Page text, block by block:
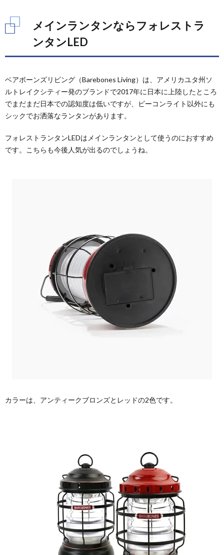
メインランタンならフォレストラ
ンタンLED
ベアボーンズリビング（Barebones Living）は、アメリカユタ州ソ
ルトレイクシティー発のブランドで2017年に日本に上陸したところ
でまだまだ日本での認知度は低いですが、ビーコンライト以外にも
シックでお洒落なランタンがあります。
フォレストランタンLEDはメインランタンとして使うのにおすすめ
です。こちらも今後人気が出るのでしょうね。
カラーは、アンティークブロンズとレッドの2色です。